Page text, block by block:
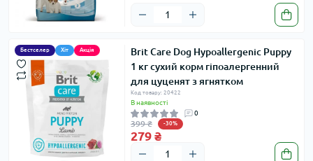
Бестселер Хіт Акція
Brit Care Dog Hypoallergenic Puppy
1 кг сухий корм гіпоалергенний
для цуценят з ягнятком
Код товару: 20422
В наявності
0
399 ₴ -30%
279 ₴